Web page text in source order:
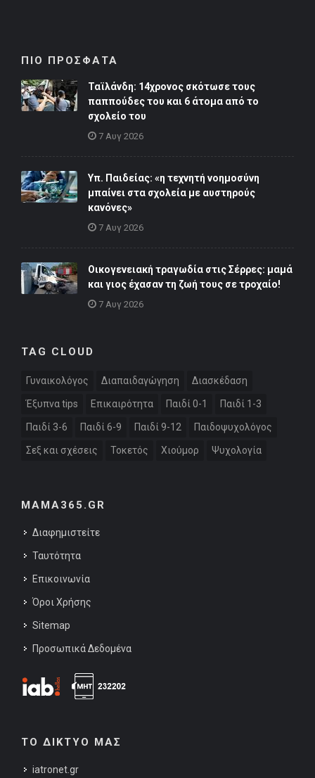
ΠΙΟ ΠΡΟΣΦΑΤΑ
Ταϊλάνδη: 14χρονος σκότωσε τους
παππούδες του και 6 άτομα από το
σχολείο του
7 Αυγ 2026
Υπ. Παιδείας: «η τεχνητή νοημοσύνη
μπαίνει στα σχολεία με αυστηρούς
κανόνες»
7 Αυγ 2026
Οικογενειακή τραγωδία στις Σέρρες: μαμά
και γιος έχασαν τη ζωή τους σε τροχαίο!
7 Αυγ 2026
TAG CLOUD
Γυναικολόγος Διαπαιδαγώγηση Διασκέδαση
Έξυπνα tips Επικαιρότητα Παιδί 0-1 Παιδί 1-3
Παιδί 3-6 Παιδί 6-9 Παιδί 9-12 Παιδοψυχολόγος
Σεξ και σχέσεις Τοκετός Χιούμορ Ψυχολογία
MAMA365.GR
Διαφημιστείτε
Ταυτότητα
Επικοινωνία
Όροι Χρήσης
Sitemap
Προσωπικά Δεδομένα
ΤΟ ΔΙΚΤΥΟ ΜΑΣ
iatronet.gr